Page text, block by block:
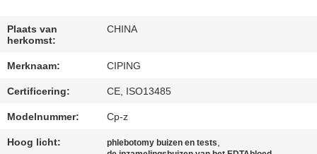
PRIVACY
POLICY
Plaats van
herkomst:
CHINA
Merknaam: CIPING
Certificering: CE, ISO13485
Modelnummer: Cp-z
Hoog licht: phlebotomy buizen en tests,